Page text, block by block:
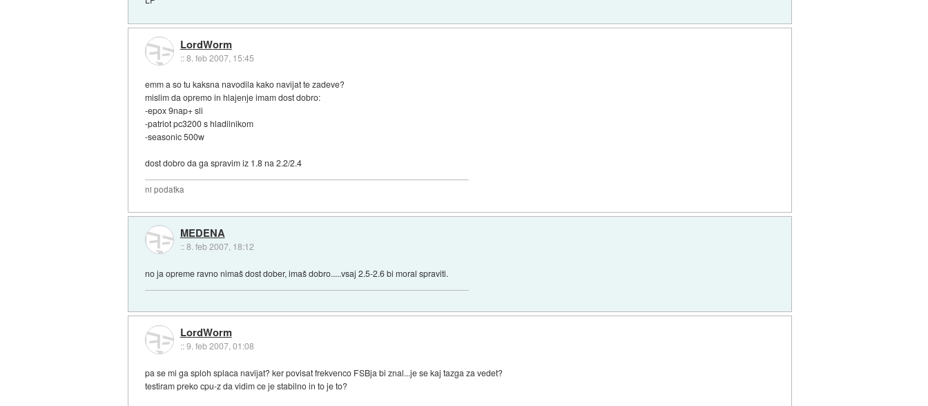
LordWorm
::8. feb 2007, 15:45
emm a so tu kaksna navodila kako navijat te zadeve?
mislim da opremo in hlajenje imam dost dobro:
-epox 9nap+ sli
-patriot pc3200 s hladilnikom
-seasonic 500w
dost dobro da ga spravim iz 1.8 na 2.2/2.4
ni podatka
MEDENA
::8. feb 2007, 18:12
no ja opreme ravno nimaš dost dober, imaš dobro.....vsaj 2.5-2.6 bi moral spraviti.
LordWorm
::9. feb 2007, 01:08
pa se mi ga sploh splaca navijat? ker povisat frekvenco FSBja bi znal...je se kaj tazga za vedet?
testiram preko cpu-z da vidim ce je stabilno in to je to?